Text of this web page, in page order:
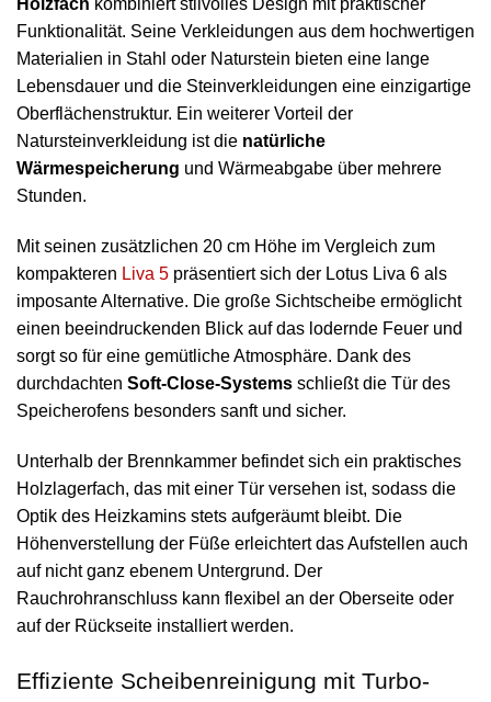
Holzfach kombiniert stilvolles Design mit praktischer
Funktionalität. Seine Verkleidungen aus dem hochwertigen
Materialien in Stahl oder Naturstein bieten eine lange
Lebensdauer und die Steinverkleidungen eine einzigartige
Oberflächenstruktur. Ein weiterer Vorteil der
Natursteinverkleidung ist die natürliche
Wärmespeicherung und Wärmeabgabe über mehrere
Stunden.
Mit seinen zusätzlichen 20 cm Höhe im Vergleich zum
kompakteren Liva 5 präsentiert sich der Lotus Liva 6 als
imposante Alternative. Die große Sichtscheibe ermöglicht
einen beeindruckenden Blick auf das lodernde Feuer und
sorgt so für eine gemütliche Atmosphäre. Dank des
durchdachten Soft-Close-Systems schließt die Tür des
Speicherofens besonders sanft und sicher.
Unterhalb der Brennkammer befindet sich ein praktisches
Holzlagerfach, das mit einer Tür versehen ist, sodass die
Optik des Heizkamins stets aufgeräumt bleibt. Die
Höhenverstellung der Füße erleichtert das Aufstellen auch
auf nicht ganz ebenem Untergrund. Der
Rauchrohranschluss kann flexibel an der Oberseite oder
auf der Rückseite installiert werden.
Effiziente Scheibenreinigung mit Turbo-